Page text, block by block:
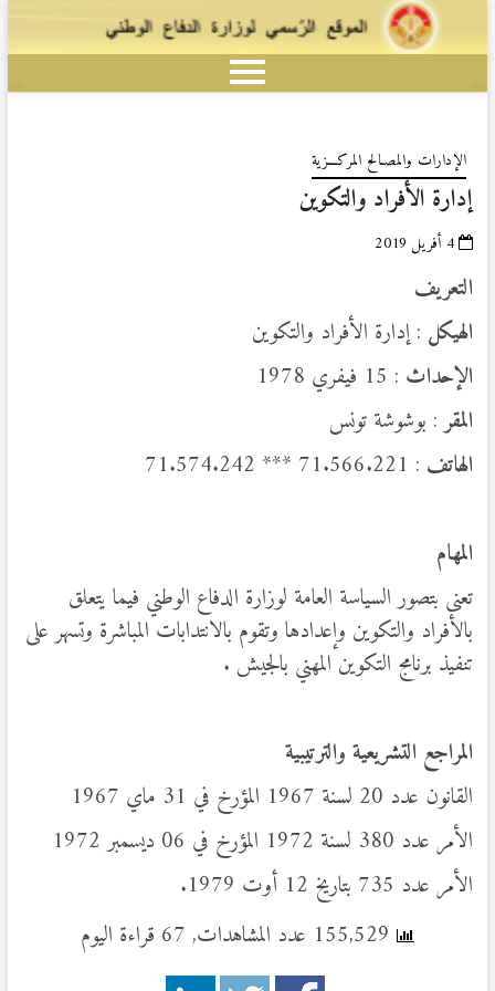
الإدارات والمصـالح المركـــزية
إدارة الأفراد والتكوين
4 أفريل 2019
التعريف
الهيكل : إدارة الأفراد والتكوين
الإحداث : 15 فيفري 1978
المقر: بوشوشة تونس
الهاتف : 71.566.221 *** 71.574.242
المهام
تعنى بتصور السياسة العامة لوزارة الدفاع الوطني فيما يتعلق
بالأفراد والتكوين وإعدادها وتقوم بالانتدابات المباشرة وتسهر على
تنفيذ برنامج التكوين المهني بالجيش .
المراجع التشريعية والترتيبية
القانون عدد 20 لسنة 1967 المؤرخ في 31 ماي 1967
الأمر عدد 380 لسنة 1972 المؤرخ في 06 ديسمبر 1972
الأمر عدد 735 بتاريخ 12 أوت 1979.
155,529 عدد المشاهدات, 67 قراءة اليوم